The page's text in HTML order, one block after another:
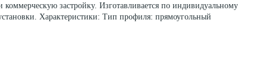
застройку. Изготавливается по индивидуальному
Характеристики: Тип профиля: прямоугольный